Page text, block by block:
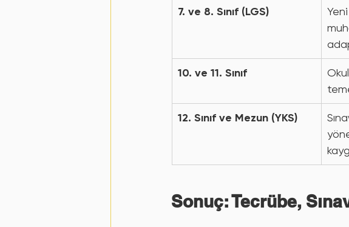
7. ve 8. Sınıf (LGS)
10. ve 11. Sınıf
12. Sınıf ve Mezun (YKS)
Sonuç: Tecrübe,